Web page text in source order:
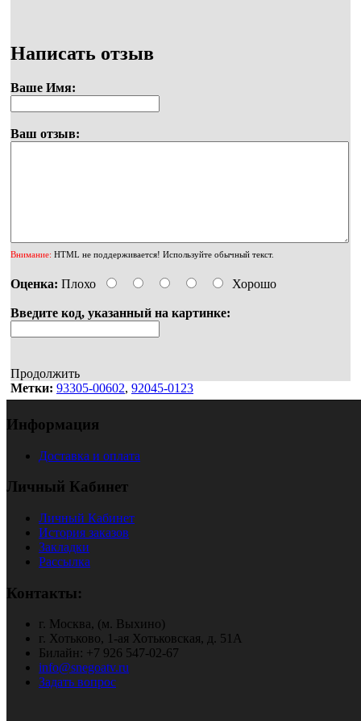
Написать отзыв
Ваше Имя:
Ваш отзыв:
Внимание: HTML не поддерживается! Используйте обычный текст.
Оценка: Плохо Хорошо
Введите код, указанный на картинке:
Продолжить
Метки: 93305-00602, 92045-0123
Информация
Доставка и оплата
Личный Кабинет
Личный Кабинет
История заказов
Закладки
Рассылка
Контакты:
г. Москва, (м. Выхино)
г. Хотьково, 1-ая Хотьковская, д. 51А
Билайн: +7 926 547-02-67
info@snegoatv.ru
Задать вопрос